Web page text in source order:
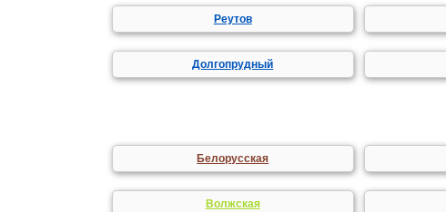
Реутов
Долгопрудный
Белорусская
Волжская